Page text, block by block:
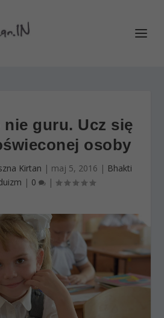
guru. Ucz się
osoby
Kirtan | maj 5, 2016 | Bhakti
| 0 |